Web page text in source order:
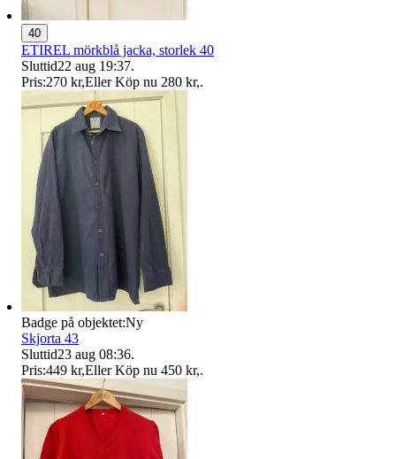
40
ETIREL mörkblå jacka, storlek 40
Sluttid22 aug 19:37.
Pris:270 kr,Eller Köp nu 280 kr,.
Badge på objektet:Ny
Skjorta 43
Sluttid23 aug 08:36.
Pris:449 kr,Eller Köp nu 450 kr,.